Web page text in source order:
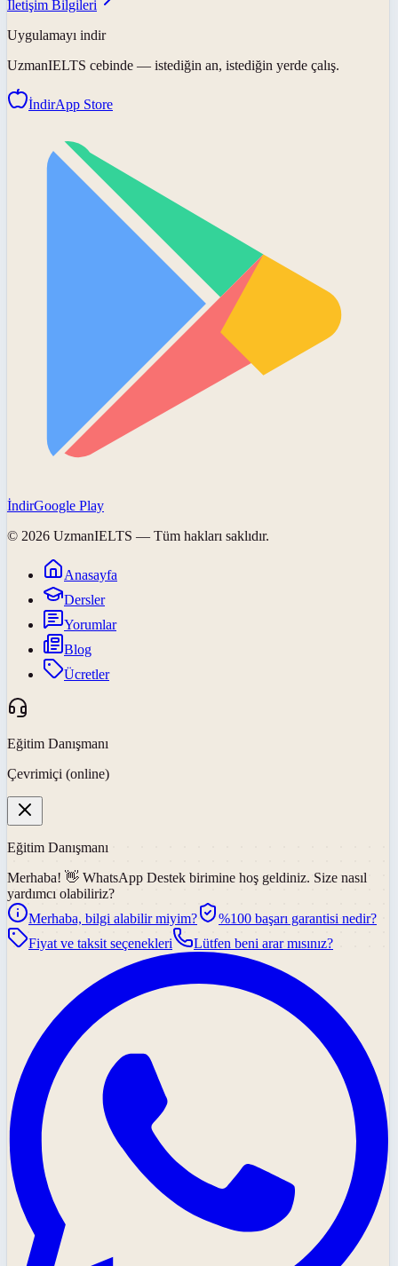
İletişim Bilgileri
Uygulamayı indir
UzmanIELTS cebinde — istediğin an, istediğin yerde çalış.
İndirApp Store
İndirGoogle Play
© 2026 UzmanIELTS — Tüm hakları saklıdır.
Anasayfa
Dersler
Yorumlar
Blog
Ücretler
Eğitim Danışmanı
Çevrimiçi (online)
Eğitim Danışmanı
Merhaba! 👋 WhatsApp Destek birimine hoş geldiniz. Size nasıl
yardımcı olabiliriz?
Merhaba, bilgi alabilir miyim?
%100 başarı garantisi nedir?
Fiyat ve taksit seçenekleri
Lütfen beni arar mısınız?